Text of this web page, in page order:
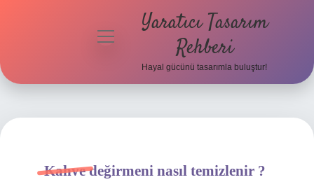
menüyü
Yaratıcı Tasarım
Rehberi
Hayal gücünü tasarımla buluştur!
Kahve değirmeni nasıl temizlenir ?